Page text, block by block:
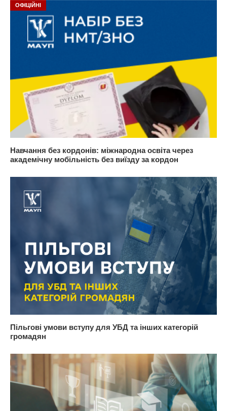
ОФІЦІЙНІ
Навчання без кордонів: міжнародна освіта через
академічну мобільність без виїзду за кордон
Пільгові умови вступу для УБД та інших категорій
громадян